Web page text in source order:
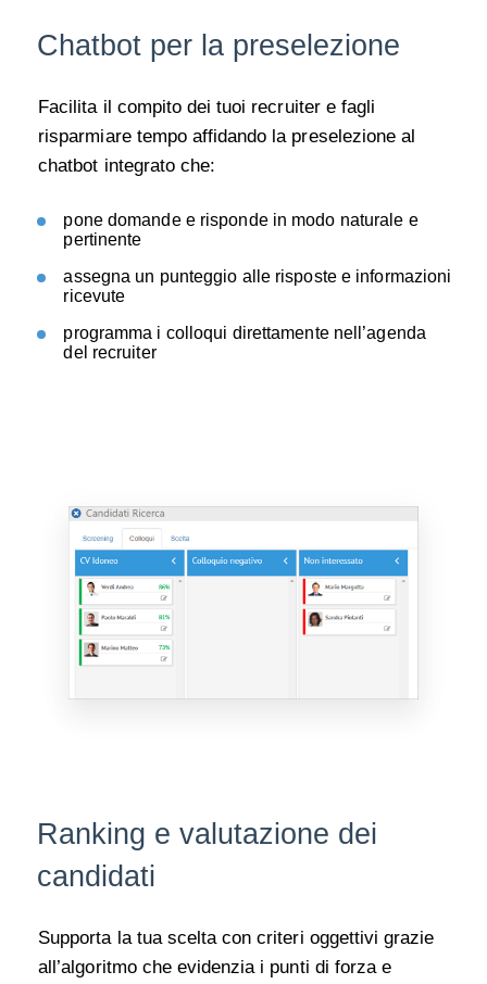
Chatbot per la preselezione
Facilita il compito dei tuoi recruiter e fagli
risparmiare tempo affidando la preselezione al
chatbot integrato che:
pone domande e risponde in modo naturale e
pertinente
assegna un punteggio alle risposte e informazioni
ricevute
programma i colloqui direttamente nell’agenda
del recruiter
Ranking e valutazione dei
candidati
Supporta la tua scelta con criteri oggettivi grazie
all’algoritmo che evidenzia i punti di forza e